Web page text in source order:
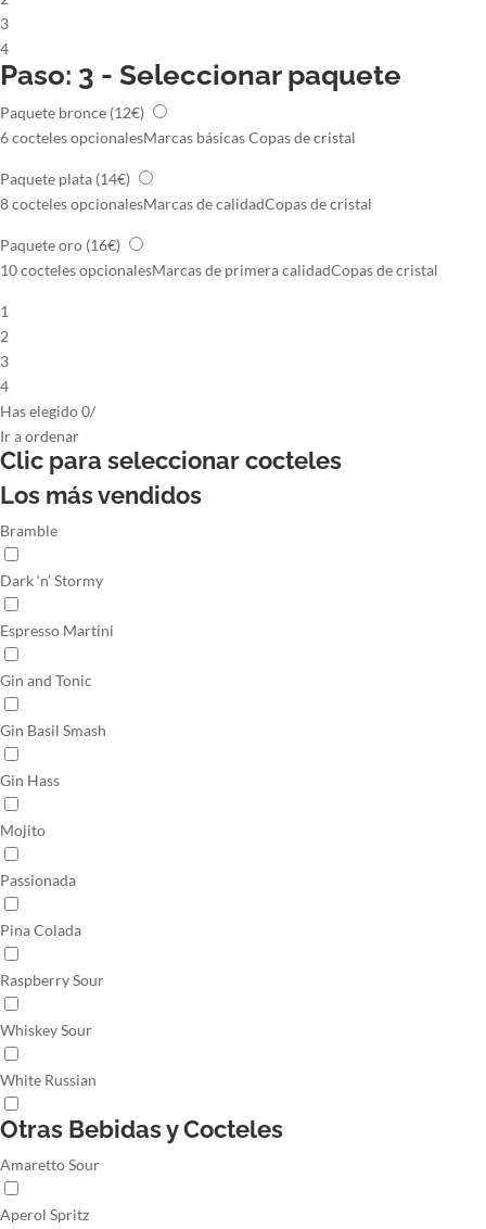
3
4
Paso: 3 - Seleccionar paquete
Paquete bronce (12€)
6 cocteles opcionalesMarcas básicasCopas de cristal
Paquete plata (14€)
8 cocteles opcionalesMarcas de calidadCopas de cristal
Paquete oro (16€)
10 cocteles opcionalesMarcas de primera calidadCopas de cristal
1
2
3
4
Has elegido0/
Ira ordenar
Clic para seleccionarcocteles
Los más vendidos
Bramble
Dark ‘n’ Stormy
Espresso Martini
Gin and Tonic
Gin Basil Smash
Gin Hass
Mojito
Passionada
Pina Colada
Raspberry Sour
Whiskey Sour
White Russian
Otras Bebidas y Cocteles
Amaretto Sour
Aperol Spritz